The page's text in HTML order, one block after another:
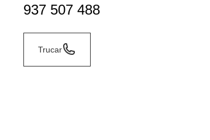
937 507 488
Trucar